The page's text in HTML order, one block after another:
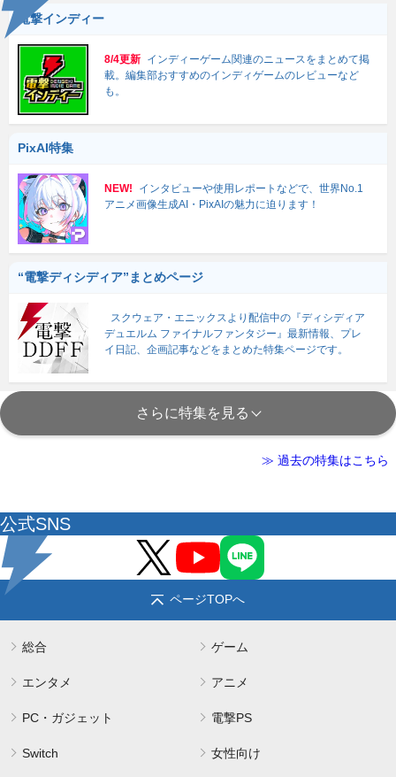
電撃インディー
8/4更新 インディーゲーム関連のニュースをまとめて掲
載。編集部おすすめのインディゲームのレビューなど
も。
PixAI特集
NEW!
インタビューや使用レポートなどで、世界No.1
アニメ画像生成AI・PixAIの魅力に迫ります！
“電撃ディシディア”まとめページ
スクウェア・エニックスより配信中の『ディシディア
デュエルム ファイナルファンタジー』最新情報、プレ
イ日記、企画記事などをまとめた特集ページです。
さらに特集を見る
≫ 過去の特集はこちら
公式SNS
ページTOPへ
総合 ゲーム
エンタメ アニメ
PC・ガジェット 電撃PS
Switch 女性向け